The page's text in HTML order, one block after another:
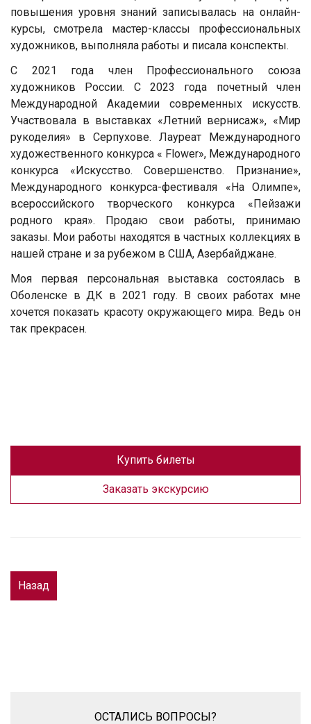
повышения уровня знаний записывалась на онлайн-
курсы, смотрела мастер-классы профессиональных
художников, выполняла работы и писала конспекты.
С 2021 года член Профессионального союза
художников России. С 2023 года почетный член
Международной Академии современных искусств.
Участвовала в выставках «Летний вернисаж», «Мир
рукоделия» в Серпухове. Лауреат Международного
художественного конкурса « Flower», Международного
конкурса «Искусство. Совершенство. Признание»,
Международного конкурса-фестиваля «На Олимпе»,
всероссийского творческого конкурса «Пейзажи
родного края». Продаю свои работы, принимаю
заказы. Мои работы находятся в частных коллекциях в
нашей стране и за рубежом в США, Азербайджане.
Моя первая персональная выставка состоялась в
Оболенске в ДК в 2021 году. В своих работах мне
хочется показать красоту окружающего мира. Ведь он
так прекрасен.
Купить билеты
Заказать экскурсию
Назад
ОСТАЛИСЬ ВОПРОСЫ?